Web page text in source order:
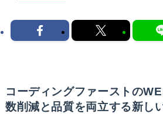
コーディングファーストの
数削減と品質を両立する新し